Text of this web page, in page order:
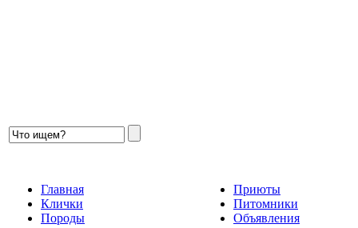
Главная
Клички
Породы
Приюты
Питомники
Объявления